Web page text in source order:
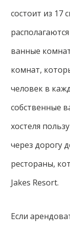
состоит из 17
ванные
комнат,
человек в
собственные
хостеля
через дорогу
рестораны,
Jakes Resort.
Если